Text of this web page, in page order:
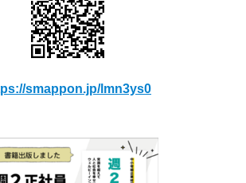
smappon.jp/lmn3ys0